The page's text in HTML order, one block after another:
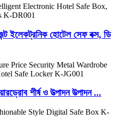
ইলেকট্রনিক হোটেল সেফ বক্স, ডি
শীর্ষ ও উত্পাদন উত্পাদন ...